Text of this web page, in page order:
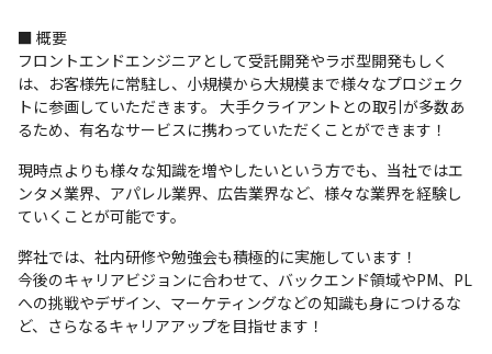
■ 概要
フロントエンドエンジニアとして受託開発やラボ型開発もしく
は、お客様先に常駐し、小規模から大規模まで様々なプロジェク
トに参画していただきます。 大手クライアントとの取引が多数あ
るため、有名なサービスに携わっていただくことができます！
現時点よりも様々な知識を増やしたいという方でも、当社ではエ
ンタメ業界、アパレル業界、広告業界など、様々な業界を経験し
ていくことが可能です。
弊社では、社内研修や勉強会も積極的に実施しています！
今後のキャリアビジョンに合わせて、バックエンド領域やPM、PL
への挑戦やデザイン、マーケティングなどの知識も身につけるな
ど、さらなるキャリアアップを目指せます！